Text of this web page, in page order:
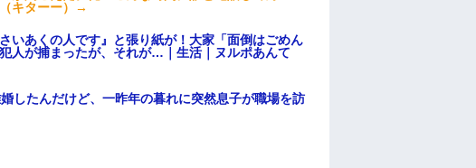
キターー）→
いあくの人です』と張り紙が！大家「面倒はごめん
人が捕まったが、それが…｜生活｜ヌルポあんて
したんだけど、一昨年の暮れに突然息子が職場を訪